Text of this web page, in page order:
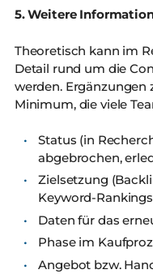
5. Weitere
Theoretisch kann im
Detail rund um die
werden.
Minimum, die viele
Status (in
abgebrochen,
Zielsetzung
Keyword-
Daten für das
Phase im
Angebot bzw.